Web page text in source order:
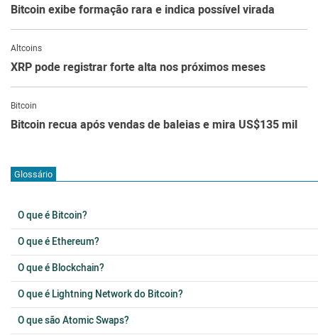
Bitcoin exibe formação rara e indica possível virada
Altcoins
XRP pode registrar forte alta nos próximos meses
Bitcoin
Bitcoin recua após vendas de baleias e mira US$135 mil
Glossário
O que é Bitcoin?
O que é Ethereum?
O que é Blockchain?
O que é Lightning Network do Bitcoin?
O que são Atomic Swaps?